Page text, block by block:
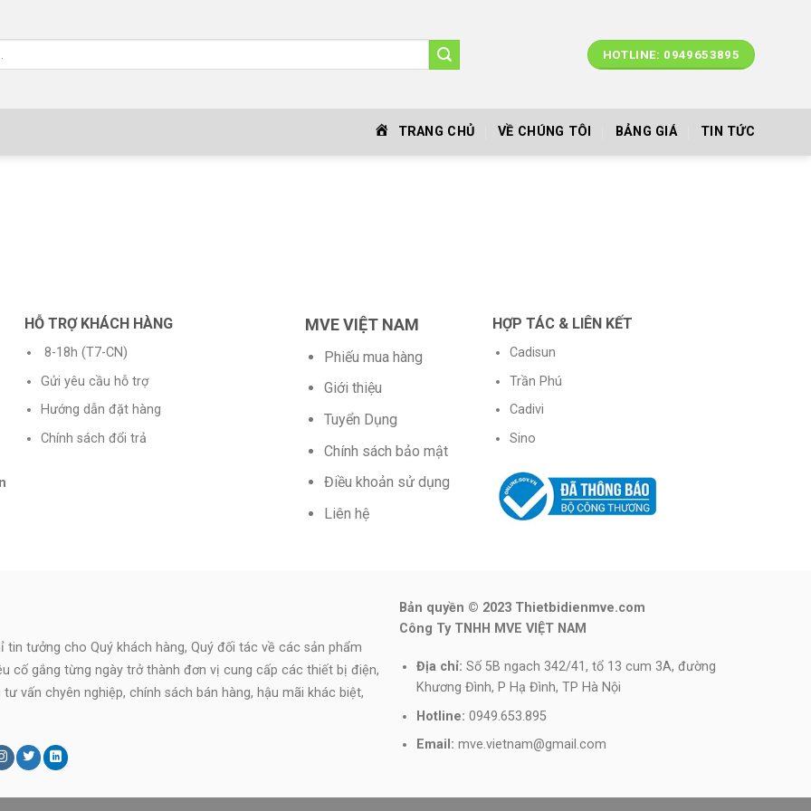
HOTLINE: 0949653895
TRANG CHỦ VỀ CHÚNG TÔI BẢNG GIÁ TIN TỨC
HỖ TRỢ KHÁCH HÀNG
8-18h (T7-CN)
Gửi yêu cầu hỗ trợ
Hướng dẫn đặt hàng
Chính sách đổi trả
MVE VIỆT NAM
Phiếu mua hàng
Giới thiệu
Tuyển Dụng
Chính sách bảo mật
Điều khoản sử dụng
Liên hệ
HỢP TÁC & LIÊN KẾT
Cadisun
Trần Phú
Cadivi
Sino
tưởng cho Quý khách hàng, Quý đối tác về các sản phẩm
cố gắng từng ngày trở thành đơn vị cung cấp các thiết bị điện,
vấn chyên nghiệp, chính sách bán hàng, hậu mãi khác biệt,
Bản quyền © 2023 Thietbidienmve.com
Công Ty TNHH MVE VIỆT NAM
Địa chỉ: Số 5B ngach 342/41, tổ 13 cum 3A, đường
Khương Đình, P Hạ Đình, TP Hà Nội
Hotline: 0949.653.895
Email: mve.vietnam@gmail.com